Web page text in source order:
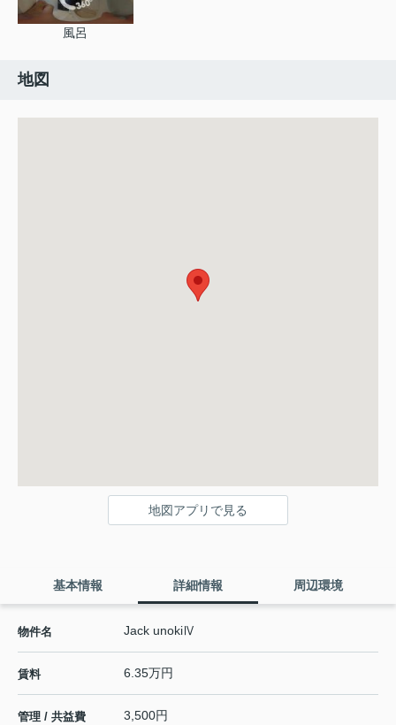
風呂
地図
地図アプリで見る
基本情報 詳細情報 周辺環境
物件名 Jack unokiⅣ
賃料 6.35万円
管理 / 共益費 3,500円